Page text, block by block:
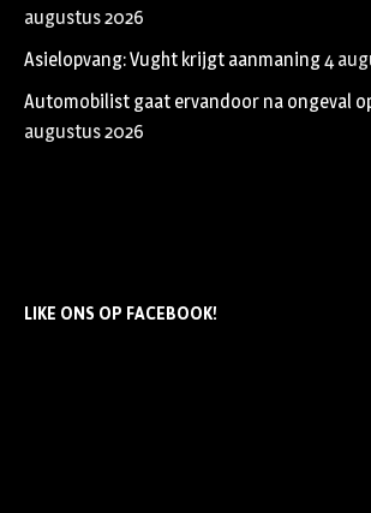
augustus 2026
Asielopvang: Vught krijgt aanmaning4
Automobilist gaat ervandoor na ongeval
augustus 2026
LIKE ONS OP FACEBOOK!